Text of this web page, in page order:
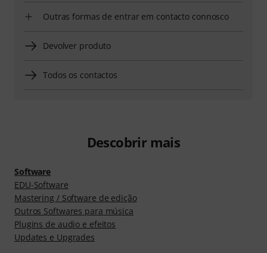
Outras formas de entrar em contacto connosco
Devolver produto
Todos os contactos
Descobrir mais
Software
EDU-Software
Mastering / Software de edição
Outros Softwares para música
Plugins de audio e efeitos
Updates e Upgrades